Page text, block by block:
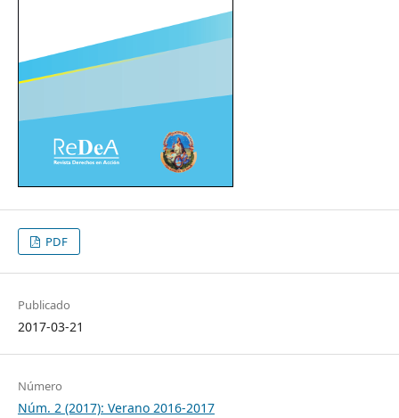
PDF
Publicado
2017-03-21
Número
Núm. 2 (2017): Verano 2016-2017